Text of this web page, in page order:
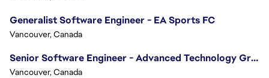
Generalist Software Engineer - EA Sports FC
Vancouver, Canada
Senior Software Engineer - Advanced Technology Group
Vancouver, Canada